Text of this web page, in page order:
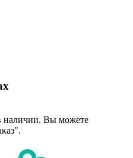
наличии. Вы можете